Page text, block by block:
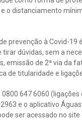
o distanciamento
prevenção à Covid-19
dúvidas, sem a
emissão de 2ª via da
de titularidade e
647 6060
e o aplicativo
ser acessado no